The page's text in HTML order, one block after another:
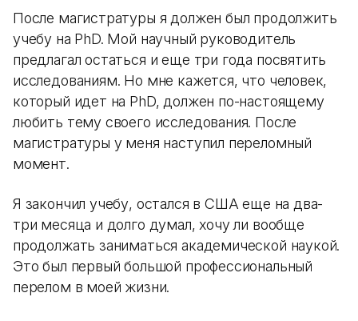
После магистратуры я должен был продолжить
учебу на PhD. Мой научный руководитель
предлагал остаться и еще три года посвятить
исследованиям. Но мне кажется, что человек,
который идет на PhD, должен по-настоящему
любить тему своего исследования. После
магистратуры у меня наступил переломный
момент.
Я закончил учебу, остался в США еще на два-
три месяца и долго думал, хочу ли вообще
продолжать заниматься академической наукой.
Это был первый большой профессиональный
перелом в моей жизни.